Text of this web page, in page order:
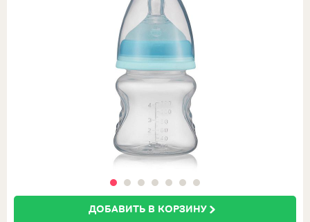
ДОБАВИТЬ В КОРЗИНУ